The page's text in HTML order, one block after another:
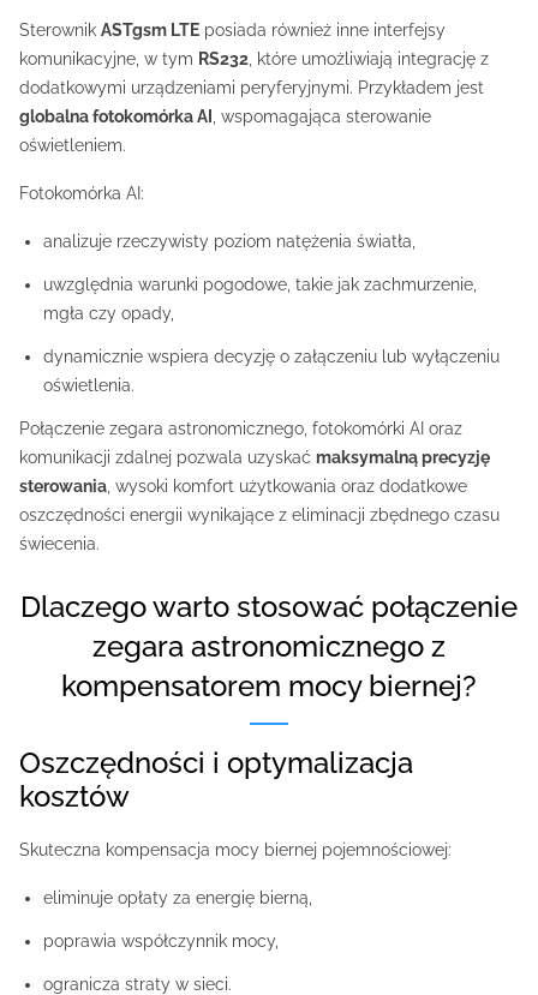
Sterownik ASTgsm LTE posiada również inne interfejsy
komunikacyjne, w tym RS232 , które umożliwiają integrację z
dodatkowymi urządzeniami peryferyjnymi. Przykładem jest
globalna fotokomórka AI
, wspomagająca sterowanie
oświetleniem.
Fotokomórka AI:
analizuje rzeczywisty poziom natężenia światła,
uwzględnia warunki pogodowe, takie jak zachmurzenie,
mgła czy opady,
dynamicznie wspiera decyzję o załączeniu lub wyłączeniu
oświetlenia.
Połączenie zegara astronomicznego, fotokomórki AI oraz
komunikacji zdalnej pozwala uzyskać maksymalną precyzję
sterowania , wysoki komfort użytkowania oraz dodatkowe
oszczędności energii wynikające z eliminacji zbędnego czasu
świecenia.
Dlaczego warto stosować połączenie
zegara astronomicznego z
kompensatorem mocy biernej?
Oszczędności i optymalizacja
kosztów
Skuteczna kompensacja mocy biernej pojemnościowej:
eliminuje opłaty za energię bierną,
poprawia współczynnik mocy,
ogranicza straty w sieci.